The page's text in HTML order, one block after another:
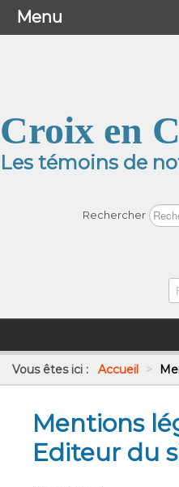
Croix en
Les témoins de
Rechercher
Vous êtes ici : Accueil >
Mentions
Editeur du
Menu
Menu